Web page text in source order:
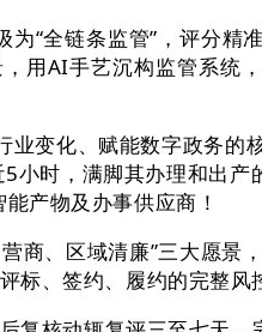
全链条监管”，评分精
用AI手艺沉构监管系统
化、赋能数字政务的
时，满脚其办理和出产
产物及办事供应商！
、区域清廉”三大愿景
、签约、履约的完整风